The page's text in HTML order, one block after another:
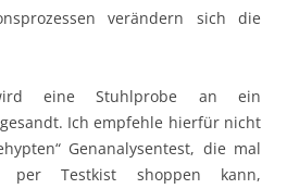
verändern sich die
eine Stuhlprobe an ein
Ich empfehle hierfür nicht
Genanalysentest, die mal
Testkist shoppen kann,